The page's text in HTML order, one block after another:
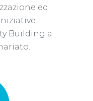
ed
Building a